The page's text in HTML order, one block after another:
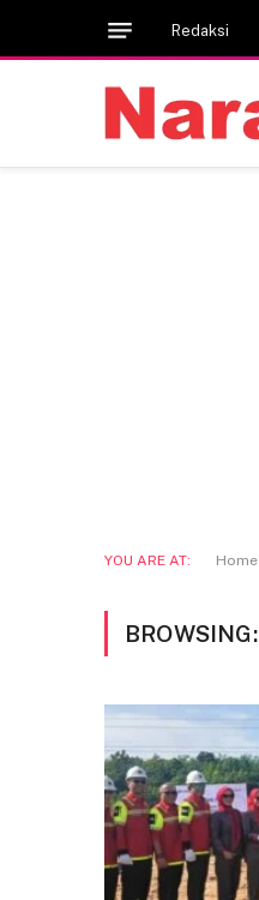
Redaksi
YOU ARE AT: Home
BROWSING: